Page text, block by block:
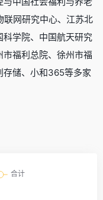
联网研究中心、江苏北
学院、中国航天研究
市福利总院、徐州市福
存储、小和365等多家